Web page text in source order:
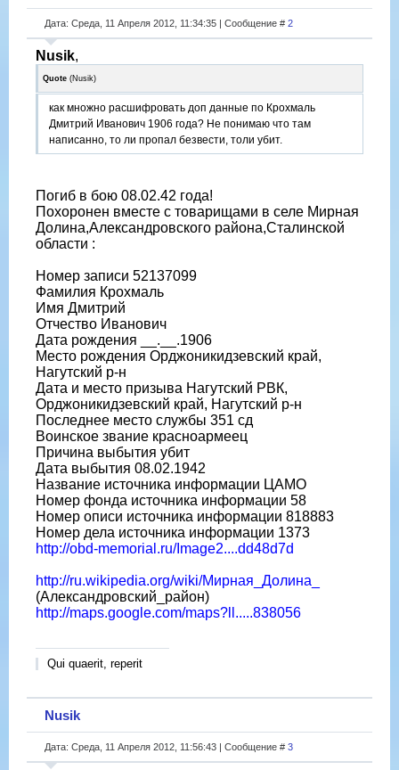
Дата: Среда, 11 Апреля 2012, 11:34:35 | Сообщение # 2
Nusik,
Quote (Nusik)
как множно расшифровать доп данные по Крохмаль
Дмитрий Иванович 1906 года? Не понимаю что там
написанно, то ли пропал безвести, толи убит.
Погиб в бою 08.02.42 года!
Похоронен вместе с товарищами в селе Мирная
Долина,Александровского района,Сталинской
области :
Номер записи 52137099
Фамилия Крохмаль
Имя Дмитрий
Отчество Иванович
Дата рождения __.__.1906
Место рождения Орджоникидзевский край,
Нагутский р-н
Дата и место призыва Нагутский РВК,
Орджоникидзевский край, Нагутский р-н
Последнее место службы 351 сд
Воинское звание красноармеец
Причина выбытия убит
Дата выбытия 08.02.1942
Название источника информации ЦАМО
Номер фонда источника информации 58
Номер описи источника информации 818883
Номер дела источника информации 1373
http://obd-memorial.ru/Image2....dd48d7d
http://ru.wikipedia.org/wiki/Мирная_Долина_
(Александровский_район)
http://maps.google.com/maps?ll.....838056
Qui quaerit, reperit
Nusik
Дата: Среда, 11 Апреля 2012, 11:56:43 | Сообщение # 3